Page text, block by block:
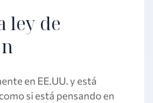
ley de
en EE.UU. y está
si está pensando en